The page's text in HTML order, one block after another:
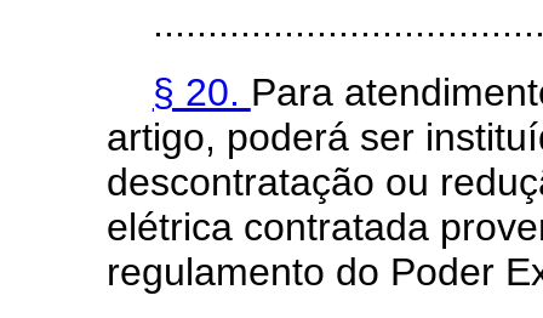
§ 20. Para
artigo, poderá ser
descontratação ou
elétrica contratada
regulamento do Poder